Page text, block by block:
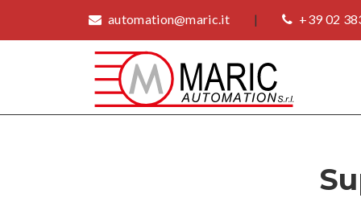
automation@maric.it | +39 02